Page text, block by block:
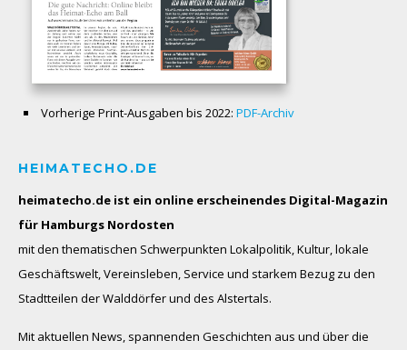
Vorherige Print-Ausgaben bis 2022: PDF-Archiv
HEIMATECHO.DE
heimatecho.de ist ein online erscheinendes Digital-Magazin
für Hamburgs Nordosten
mit den thematischen Schwerpunkten Lokalpolitik, Kultur, lokale
Geschäftswelt, Vereinsleben, Service und starkem Bezug zu den
Stadtteilen der Walddörfer und des Alstertals.
Mit aktuellen News, spannenden Geschichten aus und über die